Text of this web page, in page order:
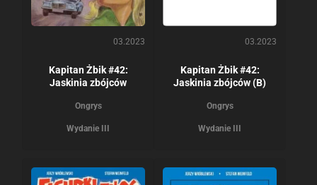
03.2023
Kapitan Żbik #42:
Jaskinia zbójców
Ongrys
Wydanie III
03.2023
Kapitan Żbik #42:
Jaskinia zbójców (B)
Ongrys
Wydanie III